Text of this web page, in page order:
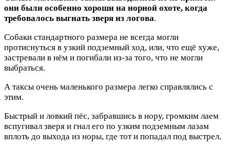
они были особенно хороши на норной охоте, когда
требовалось выгнать зверя из логова.
Собаки стандартного размера не всегда могли
протиснуться в узкий подземный ход, или, что ещё хуже,
застревали в нём и погибали из-за того, что не могли
выбраться.
А таксы очень маленького размера легко справлялись с
этим.
Быстрый и ловкий пёс, забравшись в нору, громким лаем
вспугивал зверя и гнал его по узким подземным лазам
вплоть до выхода из норы, где тот и попадал под выстрел.